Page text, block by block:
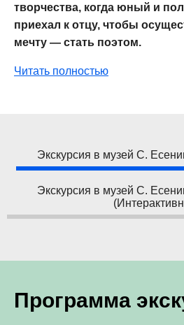
творчества, когда юный и
приехал к отцу, чтобы
мечту — стать поэтом.
Читать полностью
Экскурсия в музей С.
Экскурсия в музей С.
Программа